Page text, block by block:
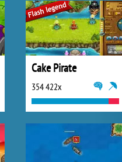
Cake Pirate
354 422x